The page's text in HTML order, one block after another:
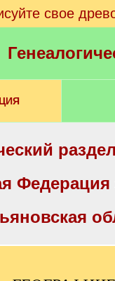
свое
раздел
Федерация